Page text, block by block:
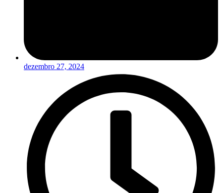
dezembro 27, 2024